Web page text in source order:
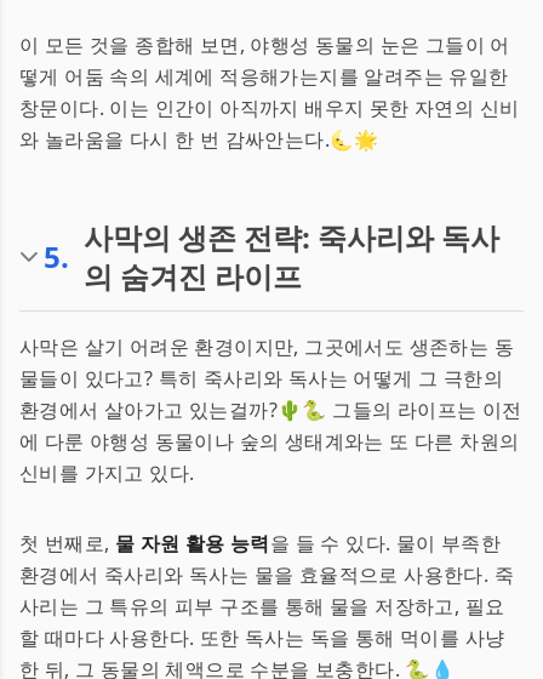
이 모든 것을 종합해 보면, 야행성 동물의 눈은 그들이 어
떻게 어둠 속의 세계에 적응해가는지를 알려주는 유일한
창문이다. 이는 인간이 아직까지 배우지 못한 자연의 신비
와 놀라움을 다시 한 번 감싸안는다.🌜🌟
5. 사막의 생존 전략: 죽사리와 독사
의 숨겨진 라이프
사막은 살기 어려운 환경이지만, 그곳에서도 생존하는 동
물들이 있다고? 특히 죽사리와 독사는 어떻게 그 극한의
환경에서 살아가고 있는걸까?🌵🐍 그들의 라이프는 이전
에 다룬 야행성 동물이나 숲의 생태계와는 또 다른 차원의
신비를 가지고 있다.
첫 번째로, 물 자원 활용 능력을 들 수 있다. 물이 부족한
환경에서 죽사리와 독사는 물을 효율적으로 사용한다. 죽
사리는 그 특유의 피부 구조를 통해 물을 저장하고, 필요
할 때마다 사용한다. 또한 독사는 독을 통해 먹이를 사냥
한 뒤, 그 동물의 체액으로 수분을 보충한다. 🐍💧